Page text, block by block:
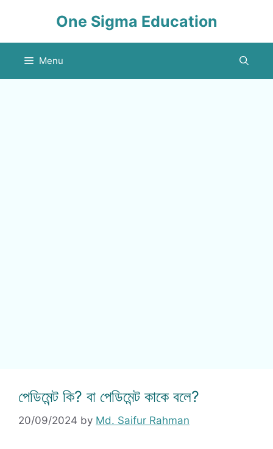
One Sigma Education
Menu
পেডিমেন্ট কি? বা পেডিমেন্ট কাকে বলে?
20/09/2024 by Md. Saifur Rahman